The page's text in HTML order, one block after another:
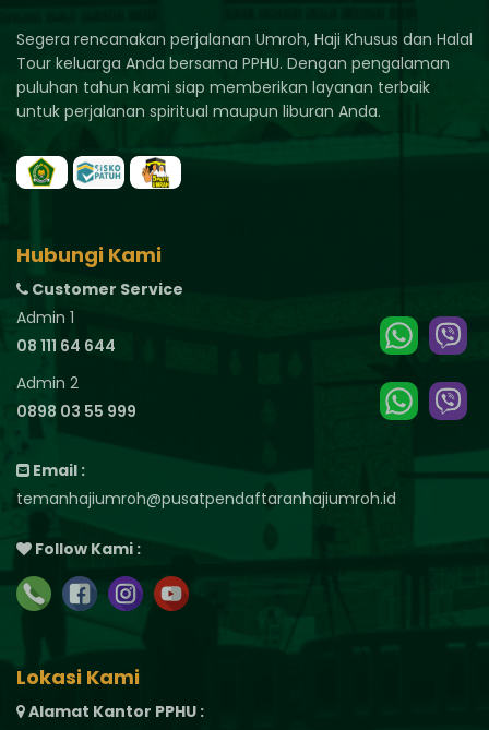
Segera rencanakan perjalanan Umroh, Haji Khusus dan Halal
Tour keluarga Anda bersama PPHU. Dengan pengalaman
puluhan tahun kami siap memberikan layanan terbaik
untuk perjalanan spiritual maupun liburan Anda.
Hubungi Kami
Customer Service
Admin 1
08 111 64 644
Admin 2
0898 03 55 999
Email :
temanhajiumroh@pusatpendaftaranhajiumroh.id
Follow Kami :
Lokasi Kami
Alamat Kantor PPHU :